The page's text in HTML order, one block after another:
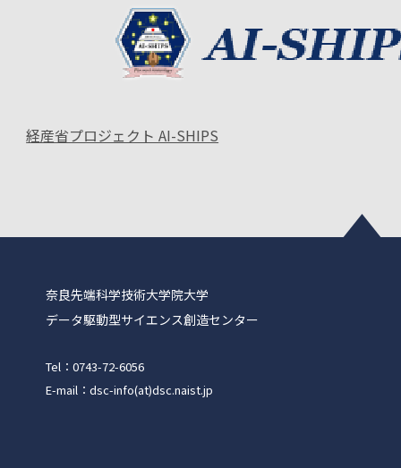
経産省プロジェクト AI-SHIPS
奈良先端科学技術大学院大学
データ駆動型サイエンス創造センター
Tel：0743-72-6056
E-mail：dsc-info(at)dsc.naist.jp